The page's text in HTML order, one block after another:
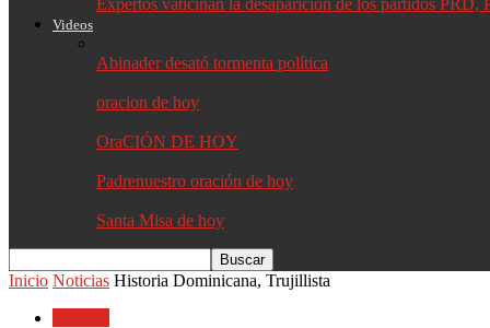
Expertos vaticinan la desaparición de los partidos PRD,
Videos
Abinader desató tormenta política
oracion de hoy
OraCIÓN DE HOY
Padrenuestro oración de hoy
Santa Misa de hoy
Inicio Noticias Historia Dominicana, Trujillista